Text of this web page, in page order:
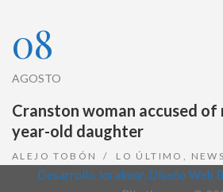
08
AGOSTO
Cranston woman accused
year-old daughter
ALEJO TOBÓN LO ÚLTIMO ,
Desarrollo Joralmor, Diseño Web